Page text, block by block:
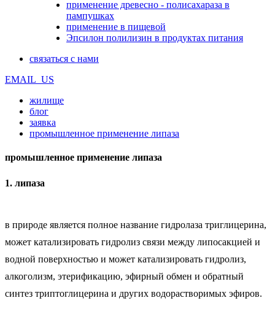
применение древесно - полисахараза в
пампушках
применение в пищевой
Эпсилон полилизин в продуктах питания
связаться с нами
EMAIL_US
жилище
блог
заявка
промышленное применение липаза
промышленное применение липаза
1. липаза
в природе является полное название гидролаза триглицерина,
может катализировать гидролиз связи между липосакцией и
водной поверхностью и может катализировать гидролиз,
алкоголизм, этерификацию, эфирный обмен и обратный
синтез триптоглицерина и других водорастворимых эфиров.